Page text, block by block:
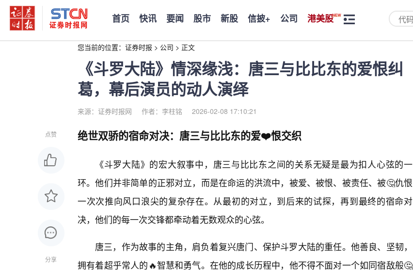
首页 快讯 要闻 股市 新股 信披+ 公司 港美股
您当前的位置： 证券时报 > 公司 > 正文
《斗罗大陆》情深缘浅：唐三与比比东的爱恨纠
葛，幕后演员的动人演绎
来源：证券时报网 作者：李柱铭 2026-02-08 17:10:21
点赞
分享
绝世双骄的宿命对决：唐三与比比东的爱❤️恨交织
《斗罗大陆》的宏大叙事中，唐三与比比东之间的关系无疑是最为扣人心弦的一
环。他们并非简单的正邪对立，而是在命运的洪流中，被爱、被恨、被责任、被🤔仇恨
一次次推向风口浪尖的复杂存在。从最初的对立，到后来的试探，再到最终的宿命对
决，他们的每一次交锋都牵动着无数观众的心弦。
唐三，作为故事的主角，肩负着复兴唐门、保护斗罗大陆的重任。他善良、坚韧，
拥有着超乎常人的🔥智慧和勇气。在他的成长历程中，他不得不面对一个如同宿敌般🤔